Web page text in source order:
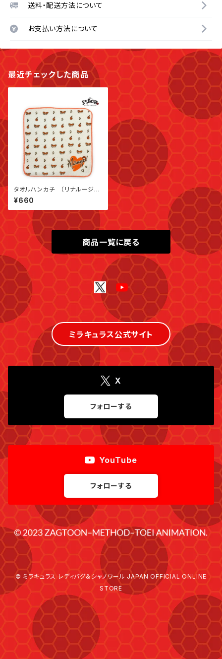
送料・配送方法について
お支払い方法について
最近チェックした商品
タオルハンカチ （リナルージ
ュ）
¥660
商品一覧に戻る
ミラキュラス公式サイト
X
フォローする
YouTube
フォローする
© ミラキュラス レディバグ＆シャノワール JAPAN OFFICIAL ONLINE
STORE